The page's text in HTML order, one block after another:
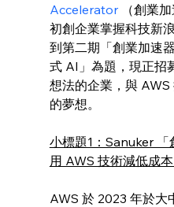
Accelerator （創業加
初創企業掌握科技新
到第二期「創業加速
式 AI」為題，現正招
想法的企業，與
的夢想。
小標題1：Sanuker
用 AWS 技術減低成
AWS 於 2023 年於大